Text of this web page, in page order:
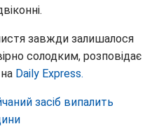
завжди залишалося
солодким, розповідає
Daily Express.
засіб випалить